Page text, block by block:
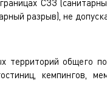
СЗЗ
разрыв), не
территорий общего
кемпингов,